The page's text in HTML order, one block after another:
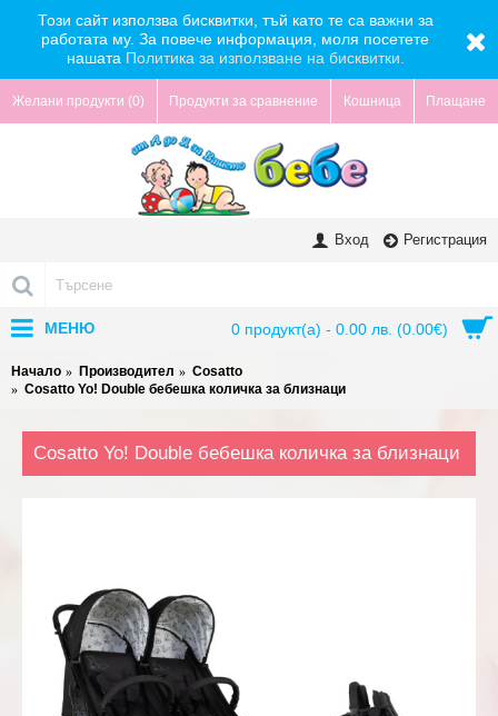
Този сайт използва бисквитки, тъй като те са важни за
работата му. За повече информация, моля посетете
нашата Политика за използване на бисквитки.
Желани продукти (0) Продукти за сравнение Кошница Плащане
0 продукт(а) - 0.00 лв. (0.00€)
Вход Регистрация
МЕНЮ
Начало Производител
Cosatto
Cosatto Yo! Double бебешка количка за близнаци
Cosatto Yo! Double бебешка количка за близнаци